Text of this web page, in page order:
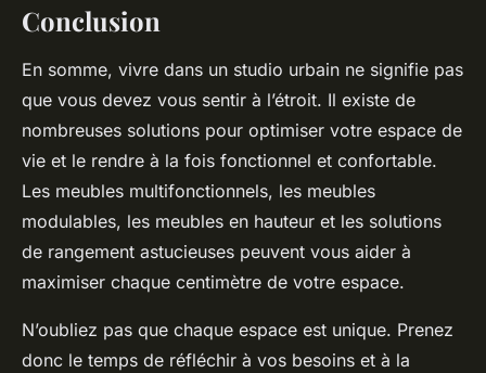
Conclusion
En somme, vivre dans un studio urbain ne signifie pas
que vous devez vous sentir à l’étroit. Il existe de
nombreuses solutions pour optimiser votre espace de
vie et le rendre à la fois fonctionnel et confortable.
Les meubles multifonctionnels, les meubles
modulables, les meubles en hauteur et les solutions
de rangement astucieuses peuvent vous aider à
maximiser chaque centimètre de votre espace.
N’oubliez pas que chaque espace est unique. Prenez
donc le temps de réfléchir à vos besoins et à la